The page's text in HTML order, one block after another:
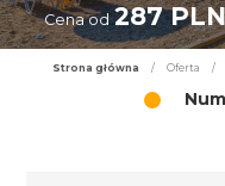
Cena od 287
Strona główna / Oferta /